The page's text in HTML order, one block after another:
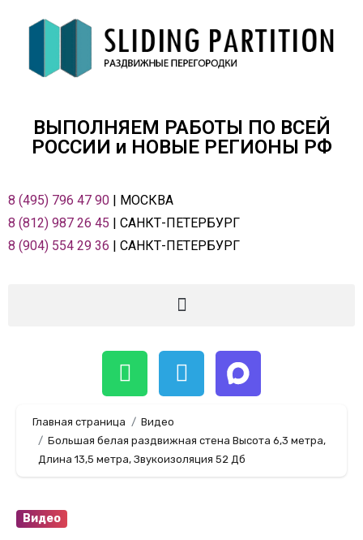
ВЫПОЛНЯЕМ РАБОТЫ ПО ВСЕЙ
РОСCИИ и НОВЫЕ РЕГИОНЫ РФ
8 (495) 796 47 90 | МОСКВА
8 (812) 987 26 45 | САНКТ-ПЕТЕРБУРГ
8 (904) 554 29 36 | САНКТ-ПЕТЕРБУРГ
Главная страница
Видео
Большая белая раздвижная стена Высота 6,3 метра,
Длина 13,5 метра, Звукоизоляция 52 Дб
Видео